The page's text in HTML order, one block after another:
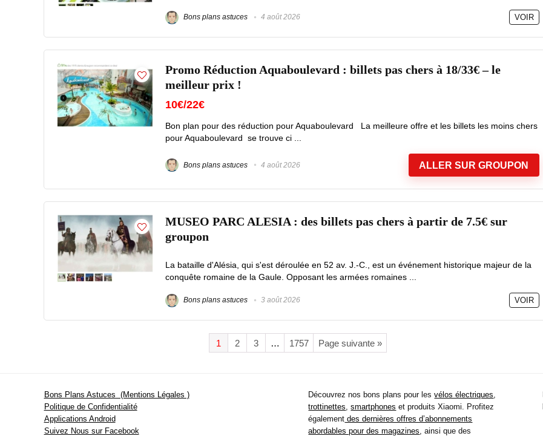
Bons plans astuces 4 août 2026 VOIR
Promo Réduction Aquaboulevard : billets pas chers à 18/33€ – le
meilleur prix !
10€/22€
Bon plan pour des réduction pour Aquaboulevard La meilleure offre et les billets les moins chers
pour Aquaboulevard se trouve ci ...
Bons plans astuces 4 août 2026 ALLER SUR GROUPON
MUSEO PARC ALESIA : des billets pas chers à partir de 7.5€ sur
groupon
La bataille d'Alésia, qui s'est déroulée en 52 av. J.-C., est un événement historique majeur de la
conquête romaine de la Gaule. Opposant les armées romaines ...
Bons plans astuces 3 août 2026 VOIR
1 2 3 … 1757 Page suivante »
Bons Plans Astuces (Mentions Légales )
Politique de Confidentialité
Applications Android
Suivez Nous sur Facebook
Découvrez nos bons plans pour lesvélos électriques,
trottinettes,smartphones et produits Xiaomi. Profitez
également des dernières offres d’abonnements
abordables pour des magazines, ainsi que des